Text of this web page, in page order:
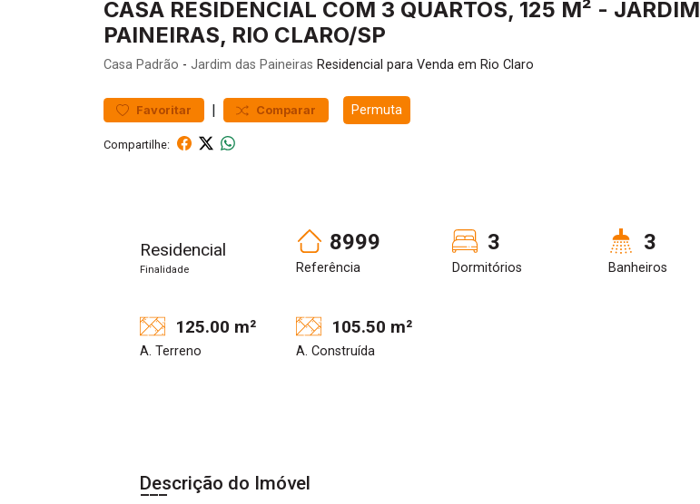
CASA RESIDENCIAL COM 3 QUARTOS, 125 M² - JARDIM
PAINEIRAS, RIO CLARO/SP
Casa Padrão - Jardim das Paineiras Residencial para Venda em Rio Claro
Favoritar | Comparar Permuta
Compartilhe:
Residencial
Finalidade
8999
Referência
3
Dormitórios
3
Banheiros
125.00 m²
A. Terreno
105.50 m²
A. Construída
Descrição do Imóvel